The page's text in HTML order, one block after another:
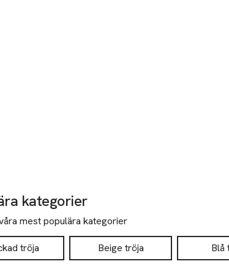
kategorier
mest populära kategorier
tröja Beige tröja Blå